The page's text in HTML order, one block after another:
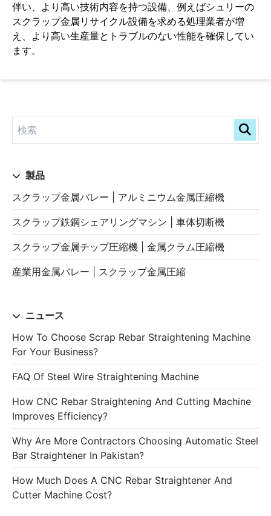
製品
スクラップ金属バレー | アルミニウム金属圧縮機
スクラップ鉄鋼シェアリングマシン | 車体切断機
スクラップ金属チップ圧縮機 | 金属クラム圧縮機
産業用金属バレー | スクラップ金属圧縮
ニュース
How To Choose Scrap Rebar Straightening Machine
For Your Business?
FAQ Of Steel Wire Straightening Machine
How CNC Rebar Straightening And Cutting Machine
Improves Efficiency?
Why Are More Contractors Choosing Automatic Steel
Bar Straightener In Pakistan?
How Much Does A CNC Rebar Straightener And
Cutter Machine Cost?
伴い、より高い技術内容を持つ設備、例えばシュリーの
スクラップ金属リサイクル設備を求める処理業者が増
え、より高い生産量とトラブルのない性能を確保してい
ます。